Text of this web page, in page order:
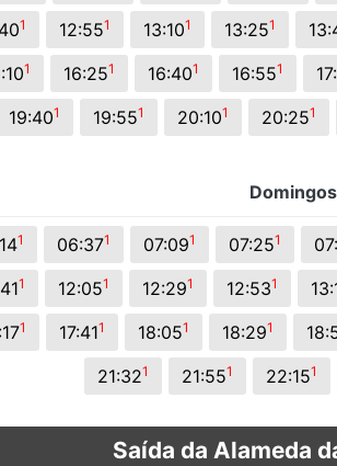
1 12:551 13:101 13:251
1 16:251 16:401 16:551
19:401 19:551 20:101 20:251
Domingos
1 06:371 07:091 07:251
1 12:051 12:291 12:531
1 17:411 18:051 18:291
21:321 21:551 22:151
Saída da Alameda